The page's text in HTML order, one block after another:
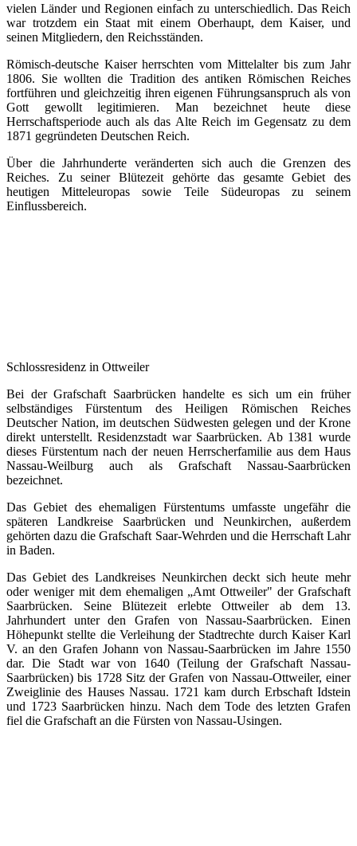
vielen Länder und Regionen einfach zu unterschiedlich. Das Reich
war trotzdem ein Staat mit einem Oberhaupt, dem Kaiser, und
seinen Mitgliedern, den Reichsständen.
Römisch-deutsche Kaiser herrschten vom Mittelalter bis zum Jahr
1806. Sie wollten die Tradition des antiken Römischen Reiches
fortführen und gleichzeitig ihren eigenen Führungsanspruch als von
Gott gewollt legitimieren. Man bezeichnet heute diese
Herrschaftsperiode auch als das Alte Reich im Gegensatz zu dem
1871 gegründeten Deutschen Reich.
Über die Jahrhunderte veränderten sich auch die Grenzen des
Reiches. Zu seiner Blütezeit gehörte das gesamte Gebiet des
heutigen Mitteleuropas sowie Teile Südeuropas zu seinem
Einflussbereich.
Schlossresidenz in Ottweiler
Bei der Grafschaft Saarbrücken handelte es sich um ein früher
selbständiges Fürstentum des Heiligen Römischen Reiches
Deutscher Nation, im deutschen Südwesten gelegen und der Krone
direkt unterstellt. Residenzstadt war Saarbrücken. Ab 1381 wurde
dieses Fürstentum nach der neuen Herrscherfamilie aus dem Haus
Nassau-Weilburg auch als Grafschaft Nassau-Saarbrücken
bezeichnet.
Das Gebiet des ehemaligen Fürstentums umfasste ungefähr die
späteren Landkreise Saarbrücken und Neunkirchen, außerdem
gehörten dazu die Grafschaft Saar-Wehrden und die Herrschaft Lahr
in Baden.
Das Gebiet des Landkreises Neunkirchen deckt sich heute mehr
oder weniger mit dem ehemaligen „Amt Ottweiler" der Grafschaft
Saarbrücken. Seine Blütezeit erlebte Ottweiler ab dem 13.
Jahrhundert unter den Grafen von Nassau-Saarbrücken. Einen
Höhepunkt stellte die Verleihung der Stadtrechte durch Kaiser Karl
V. an den Grafen Johann von Nassau-Saarbrücken im Jahre 1550
dar. Die Stadt war von 1640 (Teilung der Grafschaft Nassau-
Saarbrücken) bis 1728 Sitz der Grafen von Nassau-Ottweiler, einer
Zweiglinie des Hauses Nassau. 1721 kam durch Erbschaft Idstein
und 1723 Saarbrücken hinzu. Nach dem Tode des letzten Grafen
fiel die Grafschaft an die Fürsten von Nassau-Usingen.